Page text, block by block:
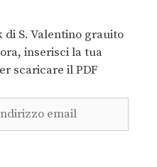
S. Valentino grauito
inserisci la tua
scaricare il PDF